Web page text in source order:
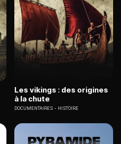
Les vikings : des origines
à la chute
DOCUMENTAIRES HISTOIRE